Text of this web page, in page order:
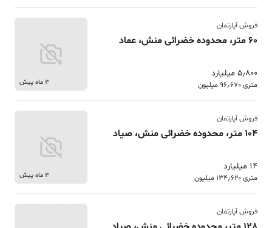
فروش آپارتمان
60 متر، محدوده خضرائی منش، عماد
5٫800 میلیارد
متری 96٫670 میلیون 3 ماه پیش
فروش آپارتمان
104 متر، محدوده خضرائی منش، صیاد
14 میلیارد
متری 134٫620 میلیون 3 ماه پیش
فروش آپارتمان